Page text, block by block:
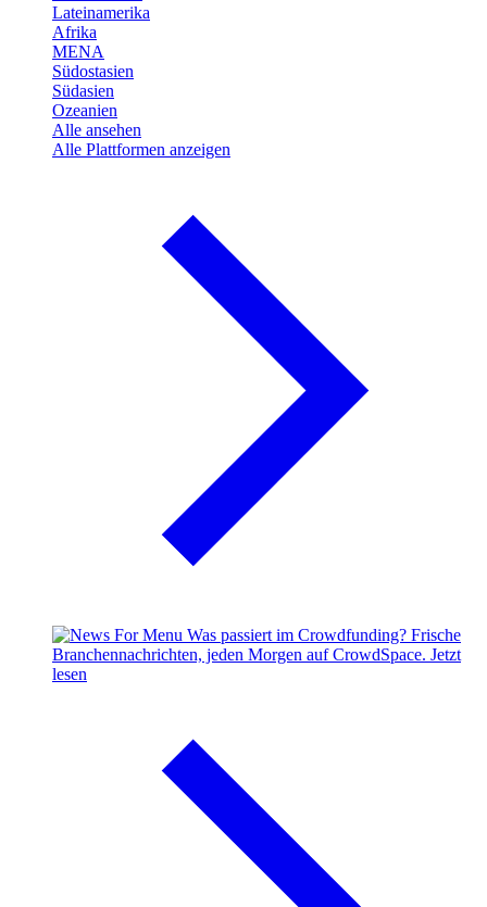
Lateinamerika
Afrika
MENA
Südostasien
Südasien
Ozeanien
Alle ansehen
Alle Plattformen anzeigen
Was passiert im Crowdfunding? Frische
Branchennachrichten, jeden Morgen auf CrowdSpace. Jetzt
lesen